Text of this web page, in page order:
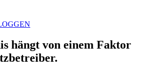
hängt von einem Faktor